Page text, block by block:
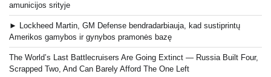
amunicijos srityje
► Lockheed Martin, GM Defense bendradarbiauja, kad sustiprintų
Amerikos gamybos ir gynybos pramonės bazę
The World’s Last Battlecruisers Are Going Extinct — Russia Built Four,
Scrapped Two, And Can Barely Afford The One Left